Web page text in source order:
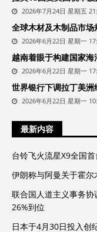
2026年7月24日 星期五
全球木材及木制品市
2026年6月22日 星期一
越南着眼于构建国家
2026年6月22日 星期一
世界银行下调拉丁美洲
2026年6月22日 星期一
最新内容
台铃飞火流星X9全国
伊朗称与阿曼关于霍
联合国人道主义事务
26%到位
日本于4月30日投入创